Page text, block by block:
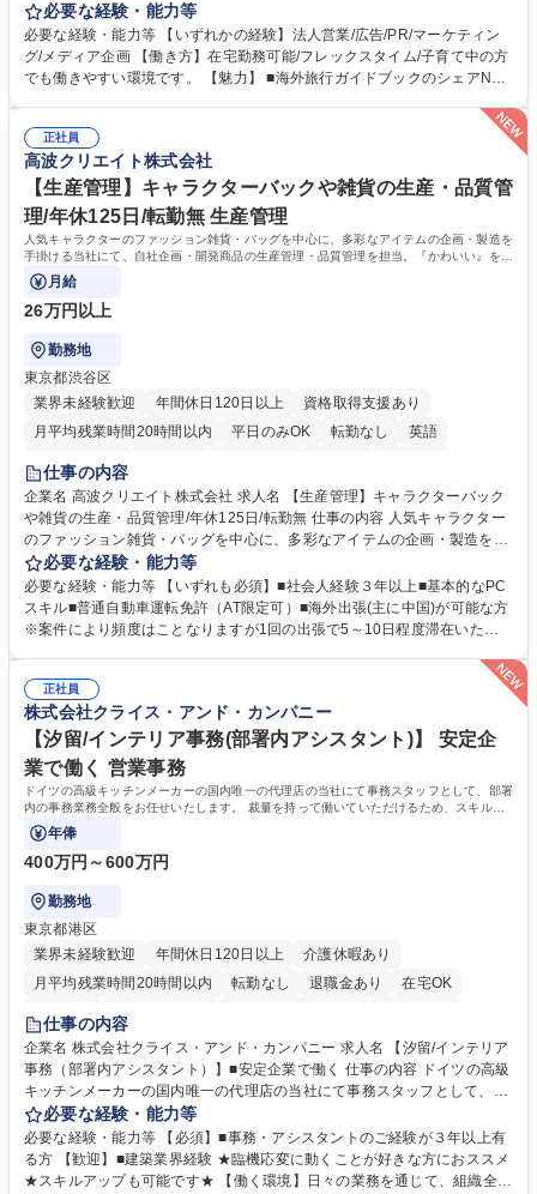
す。クライアントは、観光（海外旅行、国内旅行、インバウンド）で地域
や事業を推進したい国内外の行政や企業です。 【業務詳細】■『地球の歩
き方』は海外旅行ガイドブックのNo.1ブランドであり、国内旅行において
も牽引しております。観光推進支援においても、業界を牽引する意欲的な
国策事業です。「GOOD LUCK TRIP」は、海外旅行ガイドブックと同様
に、インバウンドのトップブランドに成長しております■旅が業務であ
り、日常です。旅好きにはこれ以上ない環境です 募集職種 【企画営業/行
政・企業向け観光推進支援】旅行ガイドブック『地球の歩き方』
必要な経験・能力等
必要な経験・能力等 【いずれかの経験】法人営業/広告/PR/マーケティン
グ/メディア企画 【働き方】在宅勤務可能/フレックスタイム/子育て中の方
でも働きやすい環境です。 【魅力】 ■海外旅行ガイドブックのシェアNo.1
ることが可能です。 ■国内旅行ガイドブックは立ち上げ間もない新規事業
であり、「地球の歩き方」としてどう取り組むか、共に形を作るコアメン
バーとして活躍いただきます。 学歴・資格 学歴：大学院 大学 語学力： 資
格：
正社員
高波クリエイト株式会社
【生産管理】キャラクターバックや雑貨の生産・品質管
理/年休125日/転勤無 生産管理
人気キャラクターのファッション雑貨・バッグを中心に、多彩なアイテムの企画・製造を
手掛ける当社にて、自社企画・開発商品の生産管理・品質管理を担当。『かわいい』を届
けるやりがいのあるポジションです。
月給
26万円以上
勤務地
東京都渋谷区
業界未経験歓迎
年間休日120日以上
資格取得支援あり
月平均残業時間20時間以内
平日のみOK 転勤なし
英語
住宅手当あり
完全週休2日制
交通費支給 駅近5分以内 中国語 土日祝休み
仕事の内容
企業名 高波クリエイト株式会社 求人名 【生産管理】キャラクターバック
や雑貨の生産・品質管理/年休125日/転勤無 仕事の内容 人気キャラクター
のファッション雑貨・バッグを中心に、多彩なアイテムの企画・製造を手
掛ける当社にて、自社企画・開発商品の生産管理・品質管理を担当。『か
わいい』を届けるやりがいのあるポジションです。 有名ブランドやキャラ
クターライセンスを活用した商品の企画・開発・販売を行っています。企
画段階から納品まで、商品の製造に関わる全てのプロセスにおいて、生産
場へ見積依頼・価格交渉、サンプルの品質確認や検査の手配、ライセンス
元様とのやり取り、輸入関連の書類の管理、国内倉庫での品質チェック、
工場開拓などがございます。 募集職種 【生産管理】キャラクターバック
や雑貨の生産・品質管理/年休125日/転勤無
必要な経験・能力等
必要な経験・能力等 【いずれも必須】■社会人経験３年以上■基本的なPC
スキル■普通自動車運転免許（AT限定可）■海外出張(主に中国)が可能な方
※案件により頻度はことなりますが1回の出張で5～10日程度滞在いただ
め、『コツコツと実直に取り組める方』 ・工場やライセンス元を含む社内
外関係者と友好なコミュニケーションが取れる方 ※折衝は営業担当がメイ
ンで行います。 学歴・資格 学歴：大学院 大学 高専 短大 専修学校 高校 語
学力： 資格：
正社員
株式会社クライス・アンド・カンパニー
【汐留/インテリア事務(部署内アシスタント)】 安定企
業で働く 営業事務
ドイツの高級キッチンメーカーの国内唯一の代理店の当社にて事務スタッフとして、部署
内の事務業務全般をお任せいたします。 裁量を持って働いていただけるため、スキルア
ップも可能です。
年俸
400万円～600万円
勤務地
東京都港区
業界未経験歓迎
年間休日120日以上
介護休暇あり
月平均残業時間20時間以内
転勤なし 退職金あり
在宅OK
育休あり
完全週休2日制
駅近5分以内
土日祝休み
仕事の内容
企業名 株式会社クライス・アンド・カンパニー 求人名 【汐留/インテリア
事務（部署内アシスタント）】■安定企業で働く 仕事の内容 ドイツの高級
キッチンメーカーの国内唯一の代理店の当社にて事務スタッフとして、部
署内の事務業務全般をお任せいたします。 裁量を持って働いていただける
ため、スキルアップも可能です。 【部署内の事務業務全般】 ■サンプルの
仕分け・整理 ■電話応対 ■書類作成（会議資料、お客様宛請求書、支払書
類を取りまとめて経理へ提出等） ■ショールームアテンド・運営・予約業
必要な経験・能力等
必要な経験・能力等 【必須】■事務・アシスタントのご経験が３年以上有
る方 【歓迎】■建築業界経験 ★臨機応変に動くことが好きな方におススメ
★スキルアップも可能です★ 【働く環境】日々の業務を通じて、組織全体